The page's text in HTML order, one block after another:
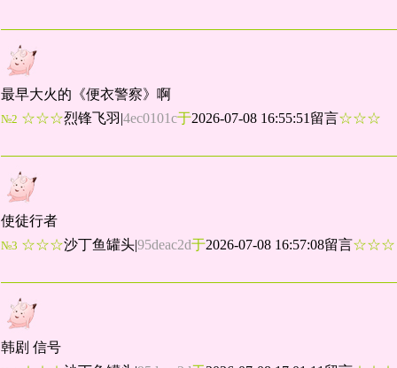
最早大火的《便衣警察》啊
№2 ☆☆☆烈锋飞羽 |4ec0101c于2026-07-08 16:55:51留言☆☆☆
使徒行者
№3 ☆☆☆沙丁鱼罐头|95deac2d于2026-07-08 16:57:08留言
韩剧 信号